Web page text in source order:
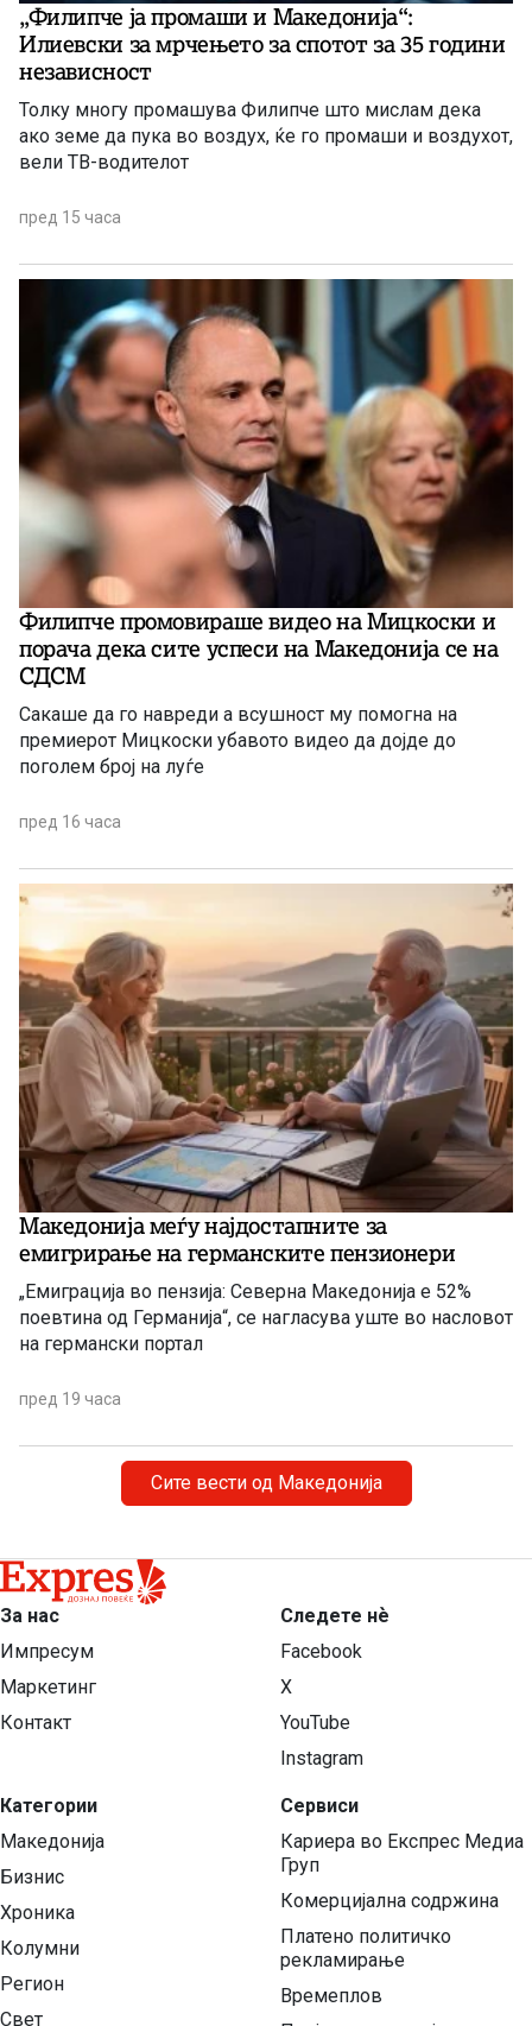
„Филипче ја промаши и Македонија“:
Илиевски за мрчењето за спотот за 35 години
независност
Толку многу промашува Филипче што мислам дека
ако земе да пука во воздух, ќе го промаши и воздухот,
вели ТВ-водителот
пред 15 часа
Филипче промовираше видео на Мицкоски и
порача дека сите успеси на Македонија се на
СДСМ
Сакаше да го навреди а всушност му помогна на
премиерот Мицкоски убавото видео да дојде до
поголем број на луѓе
пред 16 часа
Македонија меѓу најдостапните за
емигрирање на германските пензионери
„Емиграција во пензија: Северна Македонија е 52%
поевтина од Германија“, се нагласува уште во насловот
на германски портал
пред 19 часа
Сите вести од Македонија
За нас
Импресум
Маркетинг
Контакт
Категории
Македонија
Бизнис
Хроника
Колумни
Регион
Свет
Следете нѐ
Facebook
X
YouTube
Instagram
Сервиси
Кариера во Експрес Медиа
Груп
Комерцијална содржина
Платено политичко
рекламирање
Времеплов